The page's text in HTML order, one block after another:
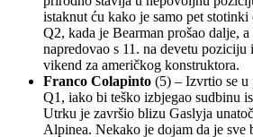
istaknut ću kako je samo pet
Q2, kada je Bearman prošao dalje,
napredovao s 11. na devetu
vikend za američkog konstruktora.
Franco Colapinto (5) – Izvrtio se u
Q1, iako bi teško izbjegao sudbinu
Utrku je završio blizu Gaslyja
Alpinea. Nekako je dojam da je sve